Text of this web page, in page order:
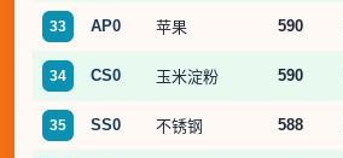
33 AP0 苹果 590
34 CS0 玉米淀粉 590
35 SS0 不锈钢 588